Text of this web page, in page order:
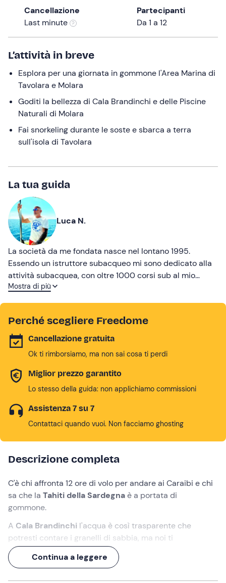
shortcuts
changing
dates.
Cancellazione
Last minute
Partecipanti
Da 1 a 12
L’attività in breve
Esplora per una giornata in gommone l'Area Marina di
Tavolara e Molara
Goditi la bellezza di Cala Brandinchi e delle Piscine
Naturali di Molara
Fai snorkeling durante le soste e sbarca a terra
sull'isola di Tavolara
La tua guida
Luca N.
La società da me fondata nasce nel lontano 1995.
Essendo un istruttore subacqueo mi sono dedicato alla
attività subacquea, con oltre 1000 corsi sub al mio
attivo e immersioni in varie parti del mondo, ho lavorato
sede operativa a San Teodoro ho conseguito la qualifica
di skipper, concentrandomi oltre alla attività subacquea
alla organizzazione di gite con imbarcazioni all'interno
dell'Area marina protetta di Tavolara.
Mostra di più
Perché scegliere Freedome
Cancellazione gratuita
Ok ti rimborsiamo, ma non sai cosa ti perdi
Miglior prezzo garantito
Lo stesso della guida: non applichiamo commissioni
Assistenza 7 su 7
Contattaci quando vuoi. Non facciamo ghosting
Descrizione completa
C'è chi affronta 12 ore di volo per andare ai Caraibi e chi
sa che la Tahiti della Sardegnaè a portata di
gommone.
A Cala Brandinchi l'acqua è così trasparente che
potresti contare i granelli di sabbia, ma noi ti
consigliamo dicontare i pesci
Teodoro, vivrai un' avventura in gommone di 6 ore
Continua a leggere